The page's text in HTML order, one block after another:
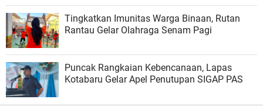
Tingkatkan Imunitas Warga Binaan, Rutan
Rantau Gelar Olahraga Senam Pagi
Puncak Rangkaian Kebencanaan, Lapas
Kotabaru Gelar Apel Penutupan SIGAP PAS